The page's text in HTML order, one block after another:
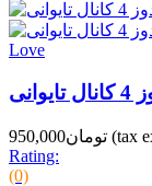
Love
تومان950,000 (tax
Rating:
(0)